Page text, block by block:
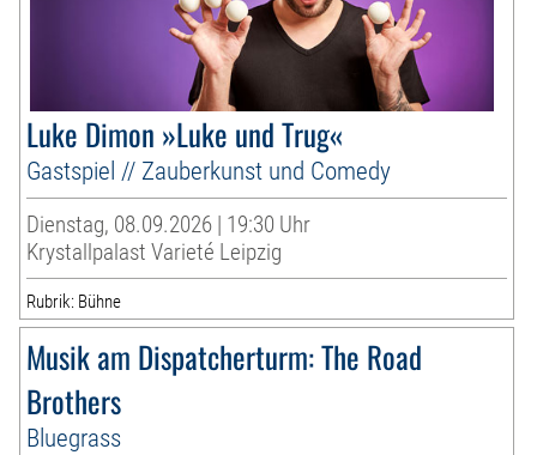
Luke Dimon »Luke und Trug«
Gastspiel // Zauberkunst und Comedy
Dienstag, 08.09.2026 | 19:30 Uhr
Krystallpalast Varieté Leipzig
Rubrik: Bühne
Musik am Dispatcherturm: The Road
Brothers
Bluegrass